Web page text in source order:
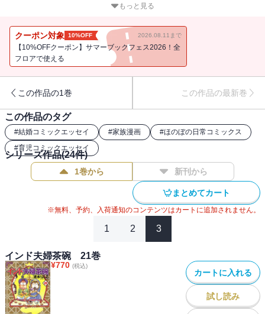
す。そんな中、りんこ先生は1年間の休筆宣言!? 流水家の歴史第一
もっと見る
クーポン対象 10%OFF 2026.08.11まで
【10%OFFクーポン】サマーブックフェス2026！全
フロアで使える
この作品の1巻 この作品の最新巻
この作品のタグ
#結婚コミックエッセイ #家族漫画 #ほのぼの日常コミックス
#育児コミックエッセイ
シリーズ作品(24件)
1巻から 新刊から
まとめてカート
※無料、予約、入荷通知のコンテンツはカートに追加されません。
1 2 3
インド夫婦茶碗 21巻
¥770 (税込)
カートに入れる
試し読み